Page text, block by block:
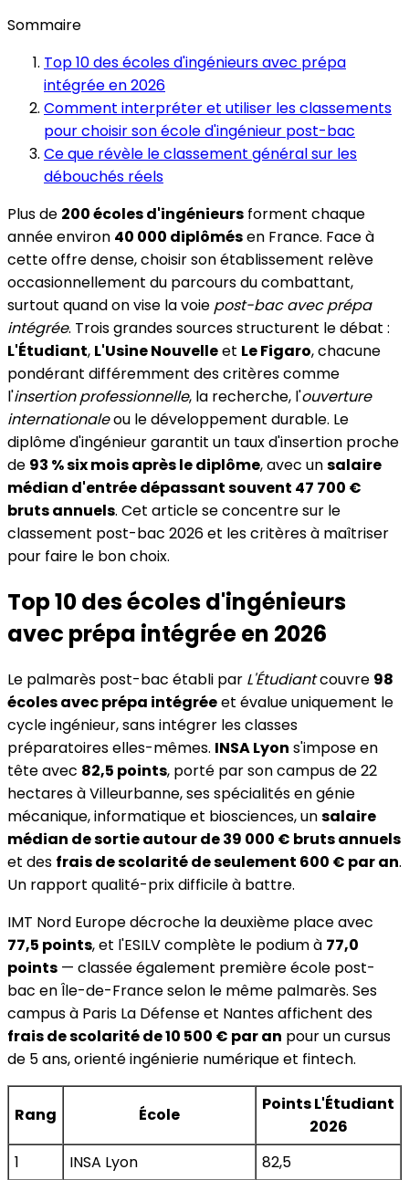
Sommaire
Top 10 des écoles d'ingénieurs avec prépa
intégrée en 2026
Comment interpréter et utiliser les classements
pour choisir son école d'ingénieur post-bac
Ce que révèle le classement général sur les
débouchés réels
Plus de 200 écoles d'ingénieurs forment chaque
année environ 40 000 diplômésen France. Face à
cette offre dense, choisir son établissement relève
occasionnellement du parcours du combattant,
surtout quand on vise la voie post-bac avec prépa
intégrée. Trois grandes sources structurent le débat :
L'Étudiant, L'Usine Nouvelleet Le Figaro, chacune
pondérant différemment des critères comme
l'insertion professionnelle, la recherche, l'ouverture
internationaleou le développement durable. Le
diplôme d'ingénieur garantit un taux d'insertion proche
de 93 % six mois après le diplôme, avec unsalaire
médian d'entrée dépassant souvent 47 700 €
bruts annuels. Cet article se concentre sur le
classement post-bac 2026 et les critères à maîtriser
pour faire le bon choix.
Top 10 des écoles d'ingénieurs
avec prépa intégrée en 2026
Le palmarès post-bac établi par L'Étudiantcouvre 98
écoles avec prépa intégréeet évalue uniquement le
cycle ingénieur, sans intégrer les classes
préparatoires elles-mêmes. INSA Lyon s'impose en
tête avec 82,5 points, porté par son campus de 22
hectares à Villeurbanne, ses spécialités en génie
mécanique, informatique et biosciences, unsalaire
médian de sortie autour de 39 000 € bruts annuels
et des frais de scolarité de seulement 600 € par an.
Un rapport qualité-prix difficile à battre.
IMT Nord Europe décroche la deuxième place avec
77,5 points, et l'ESILV complète le podium à 77,0
points — classée également première école post-
bac en Île-de-France selon le même palmarès. Ses
campus à Paris La Défense et Nantes affichent des
frais de scolarité de 10 500 € par an pour un cursus
de 5 ans, orienté ingénierie numérique et fintech.
Rang École
Points L'Étudiant
2026
1
INSA Lyon
82,5